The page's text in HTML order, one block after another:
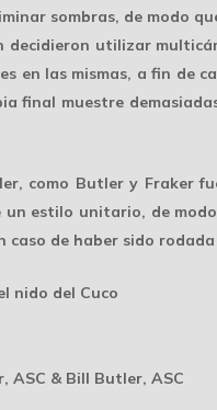
sombras, de modo
utilizar
en las mismas, a fin
final muestre
como Butler y Fraker
estilo unitario, de
caso de haber sido
nido del Cuco
ASC & Bill Butler, ASC